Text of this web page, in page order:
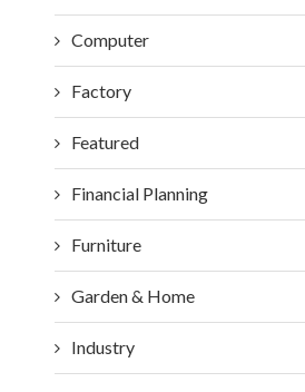
2026 MEDTEC IN SHANGHAI: TRAVEL AND
ACCOMMODATION TIPS
June 9, 2026
Computer
Factory
Featured
Financial Planning
Furniture
Garden & Home
Industry